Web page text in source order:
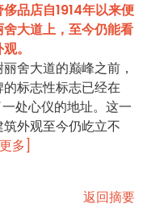
品店自1914年以来便
大道上，至今仍能看
。
舍大道的巅峰之前，
标志性标志已经在
一处心仪的地址。这一
外观至今仍屹立不
多]
返回摘要